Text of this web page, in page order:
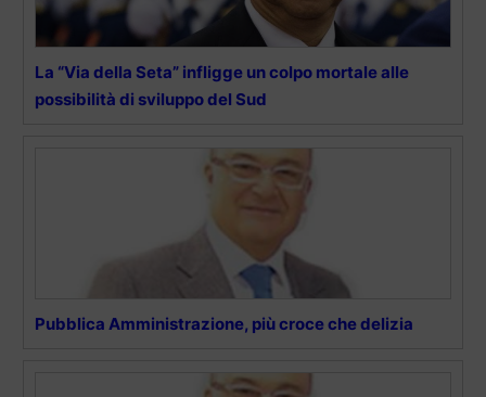
La “Via della Seta” infligge un colpo mortale alle
possibilità di sviluppo del Sud
Pubblica Amministrazione, più croce che delizia